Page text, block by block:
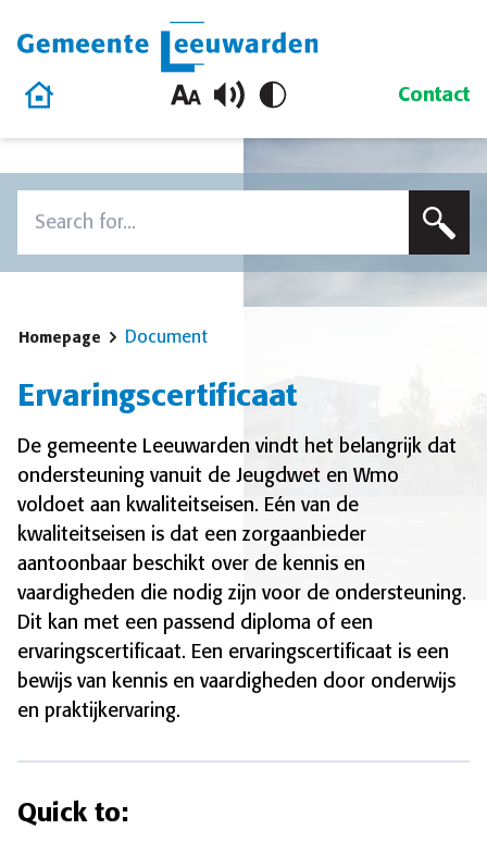
Gemeente Leeuwarden
Home Contact
Homepage Document
Ervaringscertificaat
De gemeente Leeuwarden vindt het belangrijk dat
ondersteuning vanuit de Jeugdwet en Wmo
voldoet aan kwaliteitseisen. Eén van de
kwaliteitseisen is dat een zorgaanbieder
aantoonbaar beschikt over de kennis en
vaardigheden die nodig zijn voor de ondersteuning.
Dit kan met een passend diploma of een
ervaringscertificaat. Een ervaringscertificaat is een
bewijs van kennis en vaardigheden door onderwijs
en praktijkervaring.
Quick to: